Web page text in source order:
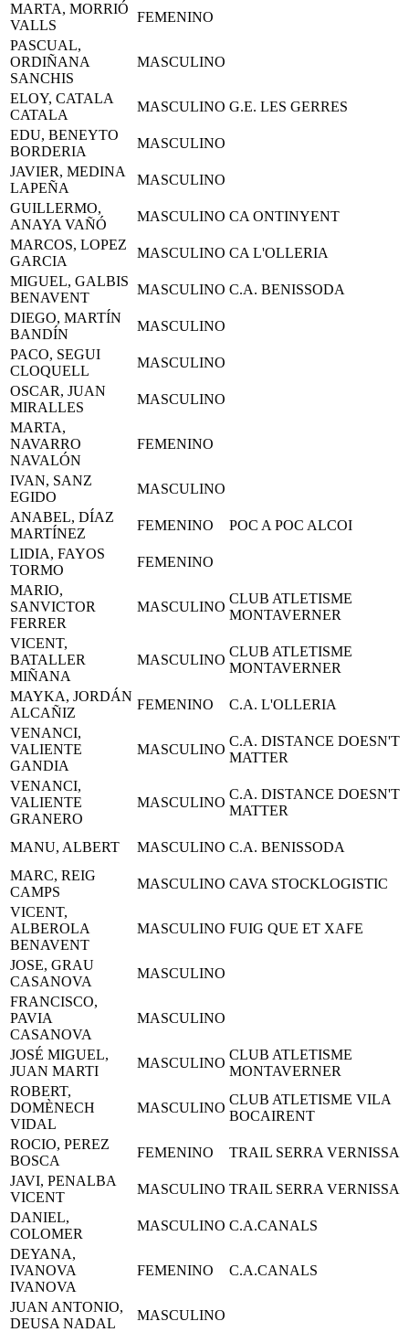
MARTA, MORRIÓ
VALLS
FEMENINO
PASCUAL,
ORDIÑANA
SANCHIS
MASCULINO
ELOY, CATALA
CATALA
MASCULINO G.E. LES GERRES
EDU, BENEYTO
BORDERIA
MASCULINO
JAVIER, MEDINA
LAPEÑA
MASCULINO
GUILLERMO,
ANAYA VAÑÓ
MASCULINO CA ONTINYENT
MARCOS, LOPEZ
GARCIA
MASCULINO CA L'OLLERIA
MIGUEL, GALBIS
BENAVENT
MASCULINO C.A. BENISSODA
DIEGO, MARTÍN
BANDÍN
MASCULINO
PACO, SEGUI
CLOQUELL
MASCULINO
OSCAR, JUAN
MIRALLES
MASCULINO
MARTA,
NAVARRO
NAVALÓN
FEMENINO
IVAN, SANZ
EGIDO
MASCULINO
ANABEL, DÍAZ
MARTÍNEZ
FEMENINO
POC A POC ALCOI
LIDIA, FAYOS
TORMO
FEMENINO
MARIO,
SANVICTOR
FERRER
MASCULINO
CLUB ATLETISME
MONTAVERNER
VICENT,
BATALLER
MIÑANA
MASCULINO
CLUB ATLETISME
MONTAVERNER
MAYKA, JORDÁN
ALCAÑIZ
FEMENINO
C.A. L'OLLERIA
VENANCI,
VALIENTE
GANDIA
MASCULINO
C.A. DISTANCE DOESN'T
MATTER
VENANCI,
VALIENTE
GRANERO
MASCULINO
C.A. DISTANCE DOESN'T
MATTER
MANU, ALBERT MASCULINO C.A. BENISSODA
MARC, REIG
CAMPS
MASCULINO CAVA STOCKLOGISTIC
VICENT,
ALBEROLA
BENAVENT
MASCULINO FUIG QUE ET XAFE
JOSE, GRAU
CASANOVA
MASCULINO
FRANCISCO,
PAVIA
CASANOVA
MASCULINO
JOSÉ MIGUEL,
JUAN MARTI
MASCULINO
CLUB ATLETISME
MONTAVERNER
ROBERT,
DOMÈNECH
VIDAL
MASCULINO
CLUB ATLETISME VILA
BOCAIRENT
ROCIO, PEREZ
BOSCA
FEMENINO
TRAIL SERRA VERNISSA
JAVI, PENALBA
VICENT
MASCULINO TRAIL SERRA VERNISSA
DANIEL,
COLOMER
MASCULINO C.A.CANALS
DEYANA,
IVANOVA
IVANOVA
FEMENINO C.A.CANALS
JUAN ANTONIO,
DEUSA NADAL
MASCULINO